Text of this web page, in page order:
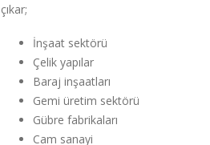
çıkar;
İnşaat sektörü
Çelik yapılar
Baraj inşaatları
Gemi üretim sektörü
Gübre fabrikaları
Cam sanayi